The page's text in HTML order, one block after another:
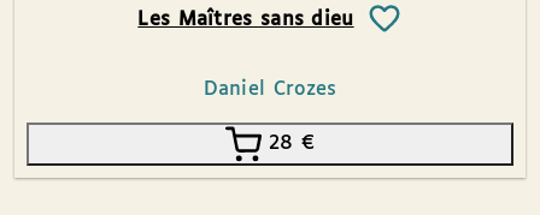
Les Maîtres sans dieu
Daniel Crozes
28 €